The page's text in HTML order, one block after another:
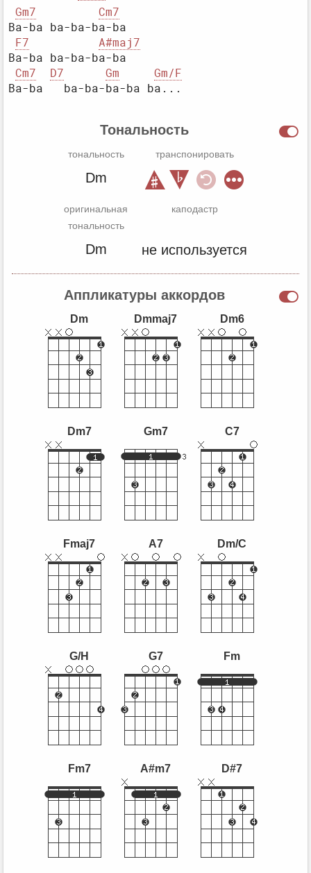
Gm7
Cm7
Ba-ba ba-ba-ba-ba
F7
A#maj7
Ba-ba ba-ba-ba-ba
Cm7
D7 Gm
Gm/F
Тональность
тональность
Dm
оригинальная
тональность
Dm
транспонировать
каподастр
не используется
Аппликатуры аккордов
Dm Dmmaj7 Dm6
Dm7 Gm7 C7
Fmaj7 A7 Dm/C
G/H G7 Fm
Fm7 A#m7 D#7